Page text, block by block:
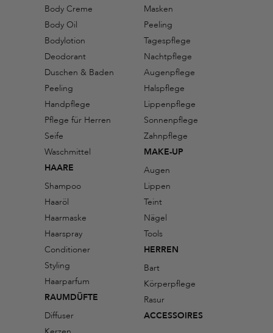
Body Creme
Body Oil
Bodylotion
Deodorant
Duschen & Baden
Peeling
Handpflege
Pflege für Herren
Seife
Waschmittel
HAARE
Shampoo
Haaröl
Haarmaske
Haarspray
Conditioner
Styling
Haarparfum
RAUMDÜFTE
Diffuser
Masken
Peeling
Tagespflege
Nachtpflege
Augenpflege
Halspflege
Lippenpflege
Sonnenpflege
Zahnpflege
MAKE-UP
Augen
Lippen
Teint
Nägel
Tools
HERREN
Bart
Körperpflege
Rasur
ACCESSOIRES